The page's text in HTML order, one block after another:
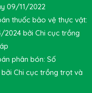
09/11/2022
thuốc bảo vệ thực vật:
2024 bởi Chi cục trồng
phân bón: Số
Chi cục trồng trọt và